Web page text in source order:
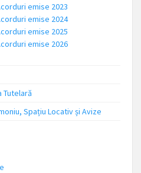
emise 2023
emise 2024
emise 2025
emise 2026
Tutelară
Spațiu Locativ și Avize